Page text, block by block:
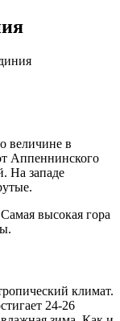
величине в
Аппеннинского
На западе
высокая гора
климат.
24-26